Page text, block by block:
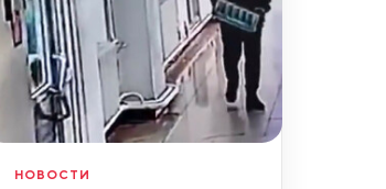
НОВОСТИ